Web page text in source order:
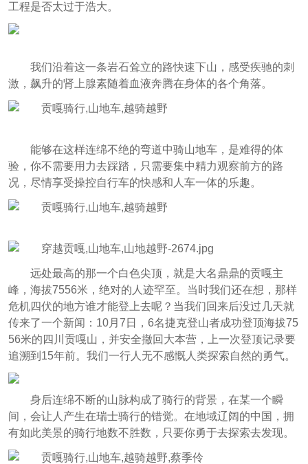
工程是否太过于浩大。
我们沿着这一条岩石耸立的路快速下山，感受疾驰的刺
激，飙升的肾上腺素随着血液奔腾在身体的各个角落。
能够在这样连绵不绝的弯道中骑山地车，是难得的体
验，你不需要用力去踩踏，只需要集中精力观察前方的路
况，尽情享受操控自行车的快感和人车一体的乐趣。
远处最高的那一个白色尖顶，就是大名鼎鼎的贡嘎主
峰，海拔7556米，绝对的人迹罕至。当时我们还在想，那样
危机四伏的地方谁才能登上去呢？当我们回来后没过几天就
传来了一个新闻：10月7日，6名捷克登山者成功登顶海拔75
56米的四川贡嘎山，并安全撤回大本营，上一次登顶记录要
追溯到15年前。我们一行人无不感慨人类探索自然的勇气。
身后连绵不断的山脉构成了骑行的背景，在某一个瞬
间，会让人产生在瑞士骑行的错觉。在地域辽阔的中国，拥
有如此美景的骑行地数不胜数，只要你勇于去探索去发现。